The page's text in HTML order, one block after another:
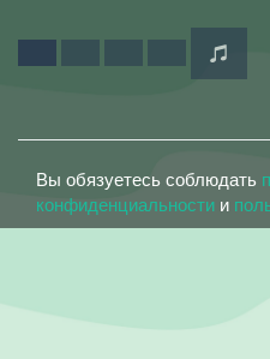
Вы обязуетесь соблюдать
конфиденциальности и